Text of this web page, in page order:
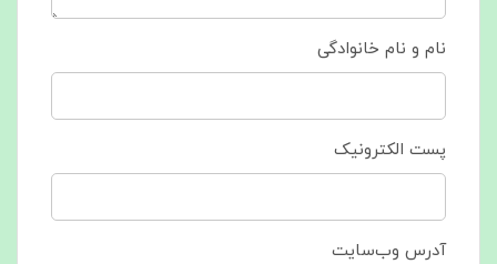
نام و نام خانوادگی
پست الکترونیک
آدرس وب‌سایت